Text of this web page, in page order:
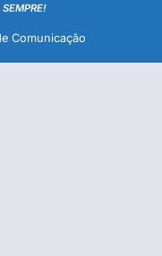
Comunicação